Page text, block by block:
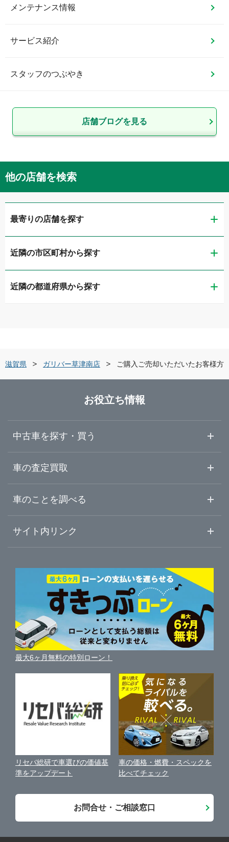
メンテナンス情報
サービス紹介
スタッフのつぶやき
店舗ブログを見る
他の店舗を検索
最寄りの店舗を探す
ガリバー彦根店
ガリバー彦根南店
ガリバー近江八幡店
LIBERALA リベラーラ滋賀
ガリバー草津南店
ガリバー車検 草津南店
ガリバー草津南店 板金工場
ガリバー甲賀店
近隣の市区町村から探す
彦根市
大津・草津・守山
近江八幡・東近江・甲賀
彦根・長浜・米原
近隣の都道府県から探す
奈良県
和歌山県
滋賀県 ガリバー草津南店 ご購入ご売却いただいたお客様方
お役立ち情報
中古車を探す・買う
中古車情報・中古車検索
初めての中古車購入ガイド
中古車人気ランキング
自動車ローンを調べる
ガリバーの自動車ローン
車買い替えの基礎知識
近くのお店で車を探す
車の査定買取
車査定・車買取ならガリバー
ガリバーの査定が選ばれる理由
車を売る時よくある質問
便利な査定サービス
中古車買取相場（毎月更新）
車の個人売買ガイド
車のことを調べる
車初心者まとめ
新車・中古車カタログ
車の燃費を調べる
車種別クチコミ
車比較サイト
サイト内リンク
サイトマップ
サイトの使用条件
利用規約
保険代理店業務に関する基本方針
古物営業法に基づく表示
お客様の声
会社案内
最大6ヶ月無料の特別ローン！
リセバ総研で車選びの価値基
準をアップデート
車の価格・燃費・スペックを
比べてチェック
お問合せ・ご相談窓口